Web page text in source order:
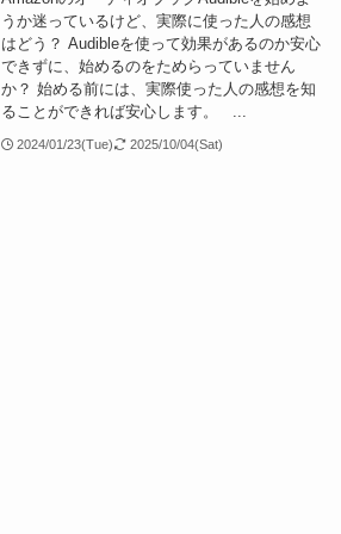
うか迷っているけど、実際に使った人の感想
はどう？ Audibleを使って効果があるのか安心
できずに、始めるのをためらっていません
か？ 始める前には、実際使った人の感想を知
ることができれば安心します。 ...
2024/01/23(Tue) 2025/10/04(Sat)